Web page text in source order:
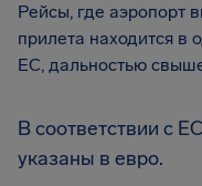
Рейсы, где аэропорт
прилета находится в
ЕС, дальностью
В соответствии с
указаны в евро.